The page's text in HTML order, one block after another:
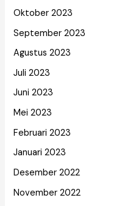
Oktober 2023
September 2023
Agustus 2023
Juli 2023
Juni 2023
Mei 2023
Februari 2023
Januari 2023
Desember 2022
November 2022